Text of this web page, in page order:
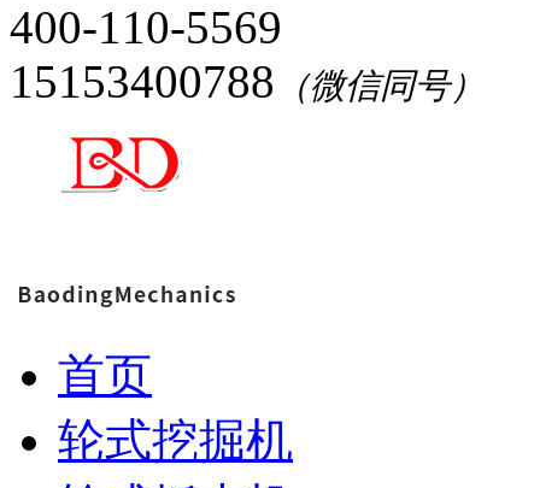
400-110-5569
15153400788 （微信同号）
首页
轮式挖掘机